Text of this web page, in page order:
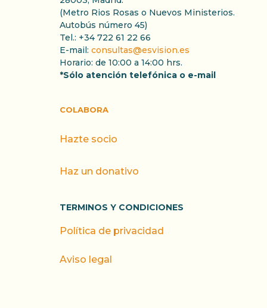
(Metro Rios Rosas o Nuevos Ministerios.
Autobús número 45)
Tel.: +34 722 61 22 66
E-mail: consultas@esvision.es
Horario: de 10:00 a 14:00 hrs.
*Sólo atención telefónica o e-mail
COLABORA
Hazte socio
Haz un donativo
TERMINOS Y CONDICIONES
Política de privacidad
Aviso legal